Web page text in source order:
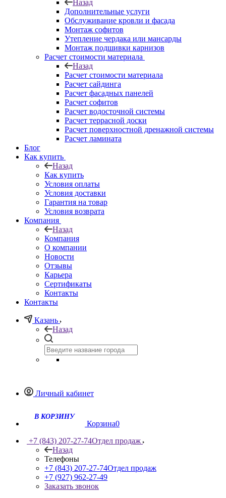
Назад
Дополнительные услуги
Обслуживание кровли и фасада
Монтаж софитов
Утепление чердака или мансарды
Монтаж подшивки карнизов
Расчет стоимости материала
Назад
Расчет стоимости материала
Расчет сайдинга
Расчет фасадных панелей
Расчет софитов
Расчет водосточной системы
Расчет террасной доски
Расчет поверхностной дренажной системы
Расчет ламината
Блог
Как купить
Назад
Как купить
Условия оплаты
Условия доставки
Гарантия на товар
Условия возврата
Компания
Назад
Компания
О компании
Новости
Отзывы
Карьера
Сертификаты
Контакты
Контакты
Казань
Назад
Личный кабинет
Корзина0
+7 (843) 207-27-74Отдел продаж
Назад
Телефоны
+7 (843) 207-27-74Отдел продаж
+7 (927) 962-27-49
Заказать звонок